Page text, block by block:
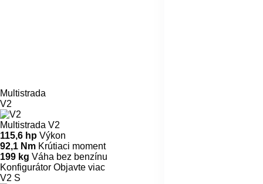
Multistrada
V2
Multistrada V2
115,6 hp Výkon
92,1 Nm Krútiaci moment
199 kg Váha bez benzínu
Konfigurátor Objavte viac
V2 S